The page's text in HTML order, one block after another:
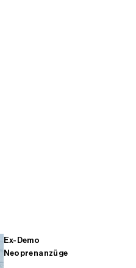
Ex-Demo
Neoprenanzüge